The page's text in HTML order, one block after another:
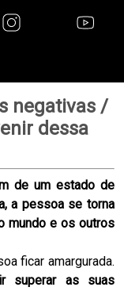
negativas /
dessa
de um estado de
a pessoa se torna
mundo e os outros
ficar amargurada.
superar as suas